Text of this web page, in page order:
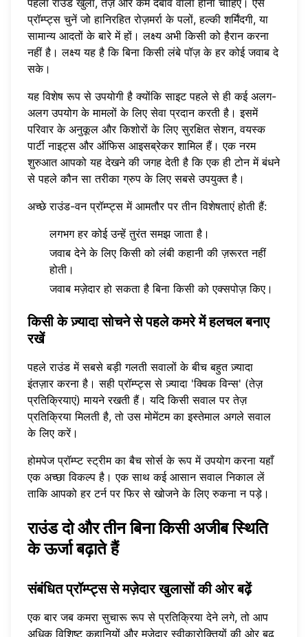
प्रॉम्प्ट्स चुनें जो हानिरहित रोज़मर्रा के पलों, हल्की शर्मिंदगी, या
सामान्य आदतों के बारे में हों। लक्ष्य अभी किसी को हैरान करना
नहीं है। लक्ष्य यह है कि बिना किसी लंबे पॉज़ के हर कोई जवाब दे
सके।
यह विशेष रूप से उपयोगी है क्योंकि साइट पहले से ही कई अलग-
अलग उपयोग के मामलों के लिए सेवा प्रदान करती है। इसमें
परिवार के अनुकूल और किशोरों के लिए सुरक्षित सेशन, वयस्क
पार्टी नाइट्स और ऑफिस आइसब्रेकर शामिल हैं। एक नरम
शुरुआत आपको यह देखने की जगह देती है कि एक ही टोन में बंधने
से पहले कौन सा तरीका ग्रुप के लिए सबसे उपयुक्त है।
अच्छे राउंड-वन प्रॉम्प्ट्स में आमतौर पर तीन विशेषताएं होती हैं:
लगभग हर कोई उन्हें तुरंत समझ जाता है।
जवाब देने के लिए किसी को लंबी कहानी की ज़रूरत नहीं
होती।
जवाब मज़ेदार हो सकता है बिना किसी को एक्सपोज़ किए।
किसी के ज़्यादा सोचने से पहले कमरे में हलचल बनाए
रखें
पहले राउंड में सबसे बड़ी गलती सवालों के बीच बहुत ज़्यादा
इंतज़ार करना है। सही प्रॉम्प्ट्स से ज़्यादा 'क्विक विन्स' (तेज़
प्रतिक्रियाएं) मायने रखती हैं। यदि किसी सवाल पर तेज़
प्रतिक्रिया मिलती है, तो उस मोमेंटम का इस्तेमाल अगले सवाल
के लिए करें।
होमपेज प्रॉम्प्ट स्ट्रीमका बैच सोर्स के रूप में उपयोग करना यहाँ
एक अच्छा विकल्प है। एक साथ कई आसान सवाल निकाल लें
ताकि आपको हर टर्न पर फिर से खोजने के लिए रुकना न पड़े।
राउंड दो और तीन बिना किसी अजीब स्थिति
के ऊर्जा बढ़ाते हैं
संबंधित प्रॉम्प्ट्स से मज़ेदार खुलासों की ओर बढ़ें
एक बार जब कमरा सुचारू रूप से प्रतिक्रिया देने लगे, तो आप
अधिक विशिष्ट कहानियों और मज़ेदार स्वीकारोक्तियों की ओर बढ़